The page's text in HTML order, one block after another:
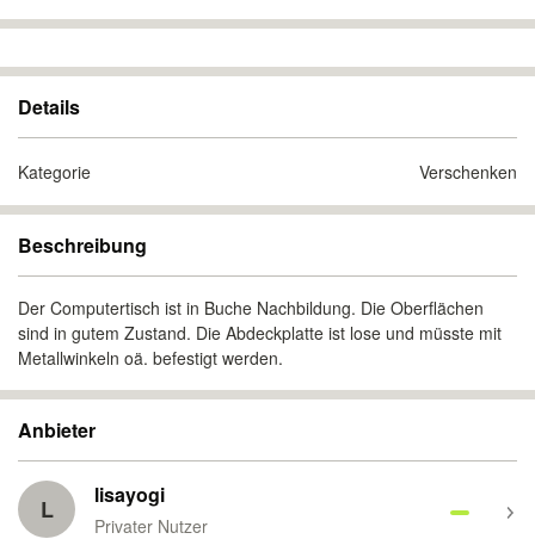
Details
Kategorie Verschenken
Beschreibung
Der Computertisch ist in Buche Nachbildung. Die Oberflächen
sind in gutem Zustand. Die Abdeckplatte ist lose und müsste mit
Metallwinkeln oä. befestigt werden.
Anbieter
L lisayogi
Privater Nutzer